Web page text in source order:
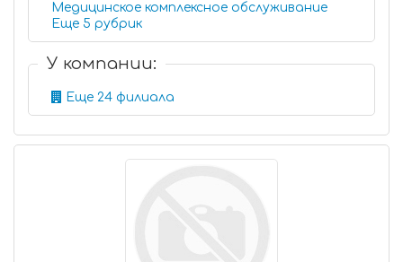
Медицинское комплексное обслуживание
Еще 5 рубрик
У компании:
Еще 24 филиала